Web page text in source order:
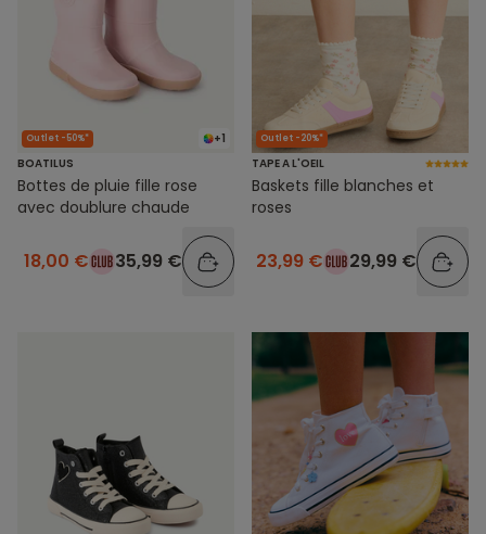
+1
Outlet -50%*
BOATILUS
Bottes de pluie fille rose
avec doublure chaude
18,00 € 35,99 €
Outlet -20%*
TAPE A L'OEIL
Baskets fille blanches et
roses
23,99 € 29,99 €